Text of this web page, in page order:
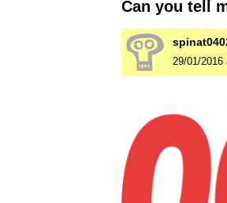
Can you tell
29/01/2016